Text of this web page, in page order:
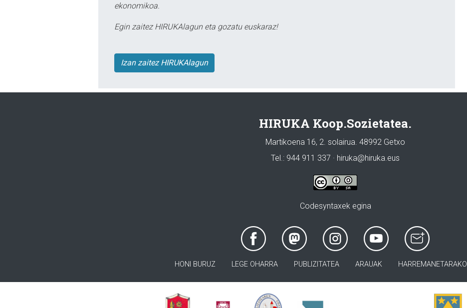
ekonomikoa.
Egin zaitez HIRUKAlagun eta gozatu euskaraz!
Izan zaitez HIRUKAlagun
HIRUKA Koop.Sozietatea.
Martikoena 16, 2. solairua. 48992 Getxo
Tel.: 944 911 337 · hiruka@hiruka.eus
Codesyntaxek egina
HONI BURUZ LEGE OHARRA PUBLIZITATEA ARAUAK HARREMANETARAKO